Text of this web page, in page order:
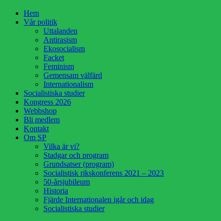
HoppaHem
Vår politik
Uttalanden
Antirasism
Ekosocialism
Facket
Feminism
Gemensam välfärd
Internationalism
Socialistiska studier
Kongress 2026
Webbshop
Bli medlem
Kontakt
Om SP
Vilka är vi?
Stadgar och program
Grundsatser (program)
Socialistisk rikskonferens 2021 – 2023
50-årsjubileum
Historia
Fjärde Internationalen igår och idag
Socialistiska studier